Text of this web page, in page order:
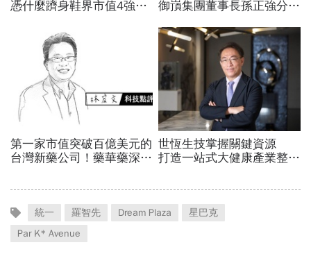
統一 羅智先 Dream Plaza
星巴克
Par K* Avenue